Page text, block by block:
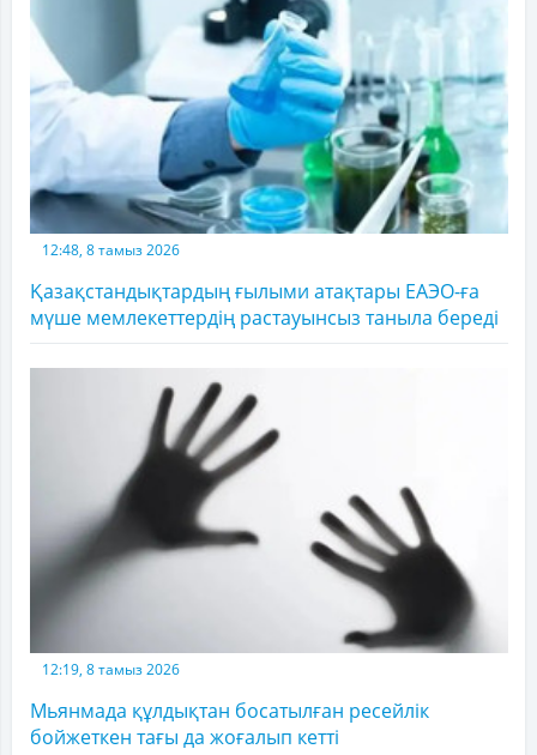
12:48, 8 тамыз 2026
Қазақстандықтардың ғылыми атақтары ЕАЭО-ға
мүше мемлекеттердің растауынсыз таныла береді
12:19, 8 тамыз 2026
Мьянмада құлдықтан босатылған ресейлік
бойжеткен тағы да жоғалып кетті